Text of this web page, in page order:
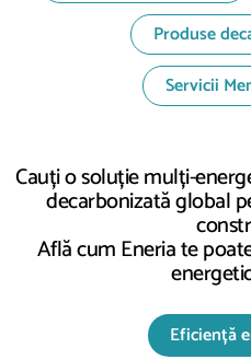
Produse
Servicii
Cauți o soluție mulți-
decarbonizată global
Află cum Eneria te
Eficiență